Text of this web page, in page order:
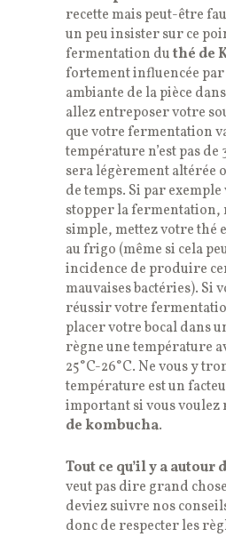
recette mais peut-être
un peu insister sur ce
fermentation duthé de
fortement influencée
ambiante de la pièce
allez entreposer votre
que votre fermentation
température n’est pas de
sera légèrement altérée
de temps. Si par
stopper la fermentation,
simple, mettez votre thé
au frigo (même si cela
incidence de produire
mauvaises bactéries). Si
réussir votre
placer votre bocal dans
règne une température
25°C-26°C. Ne vous y
température est un
important si vous voulez
de kombucha.
Tout ce qu’il y a autour
veut pas dire grand
deviez suivre nos
donc de respecter les